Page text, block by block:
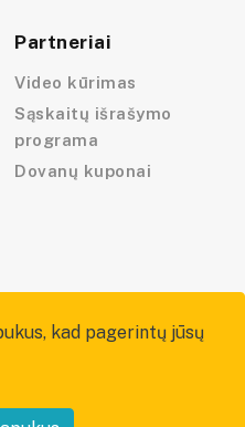
Partneriai
Video kūrimas
Sąskaitų išrašymo
programa
Dovanų kuponai
kad pagerintų jūsų